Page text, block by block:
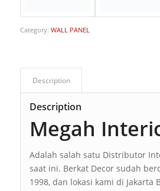
Category: WALL PANEL
Description
Description
Megah
Adalah salah satu Distributor
saat ini. Berkat Decor sudah
1998, dan lokasi kami di Jakarta